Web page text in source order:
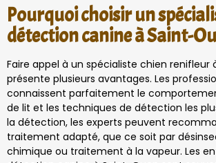
Pourquoi choisir un
détection canine à Saint-
Faire appel à un spécialiste chien renifleur
présente plusieurs avantages. Les
connaissent parfaitement le
de lit et les techniques de détection les
la détection, les experts peuvent
traitement adapté, que ce soit par
chimique ou traitement à la vapeur. Les